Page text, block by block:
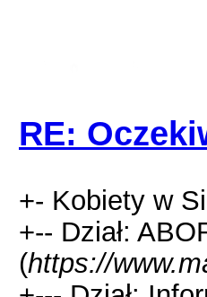
RE:
+- Kobiety w
+-- Dział:
(https://